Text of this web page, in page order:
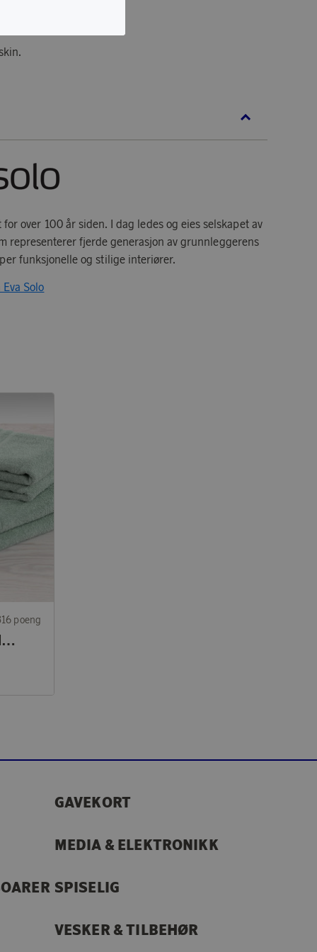
over 100 år siden. I dag ledes og eies selskapet av
representerer fjerde generasjon av grunnleggerens
funksjonelle og stilige interiører.
Solo
poeng
4-sett Håndklær & Badehåndklær Basic Frotté Grønn
GAVEKORT
MEDIA & ELEKTRONIKK
SPISELIG
VESKER & TILBEHØR